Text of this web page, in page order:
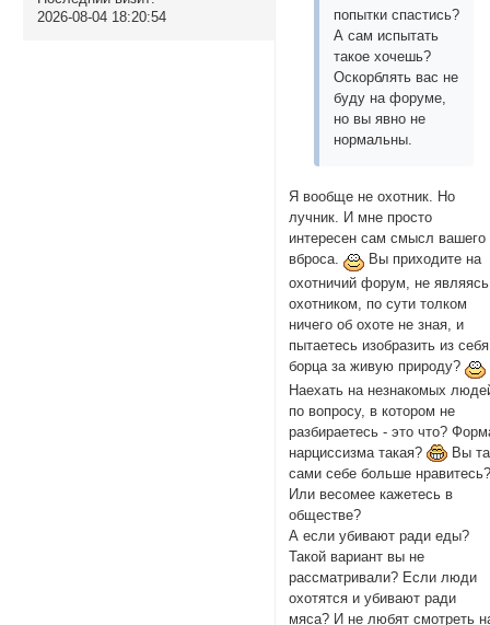
2026-08-04 18:20:54
попытки спастись?
А сам испытать
такое хочешь?
Оскорблять вас не
буду на форуме,
но вы явно не
нормальны.
Я вообще не охотник. Но
лучник. И мне просто
интересен сам смысл вашего
вброса.
Вы приходите на
охотничий форум, не являясь
охотником, по сути толком
ничего об охоте не зная, и
пытаетесь изобразить из себя
борца за живую природу?
Наехать на незнакомых
по вопросу, в котором не
разбираетесь - это что?
нарциссизма такая?
Вы
сами себе больше
Или весомее кажетесь в
обществе?
А если убивают ради еды?
Такой вариант вы не
рассматривали? Если люди
охотятся и убивают ради
мяса? И не любят смотреть